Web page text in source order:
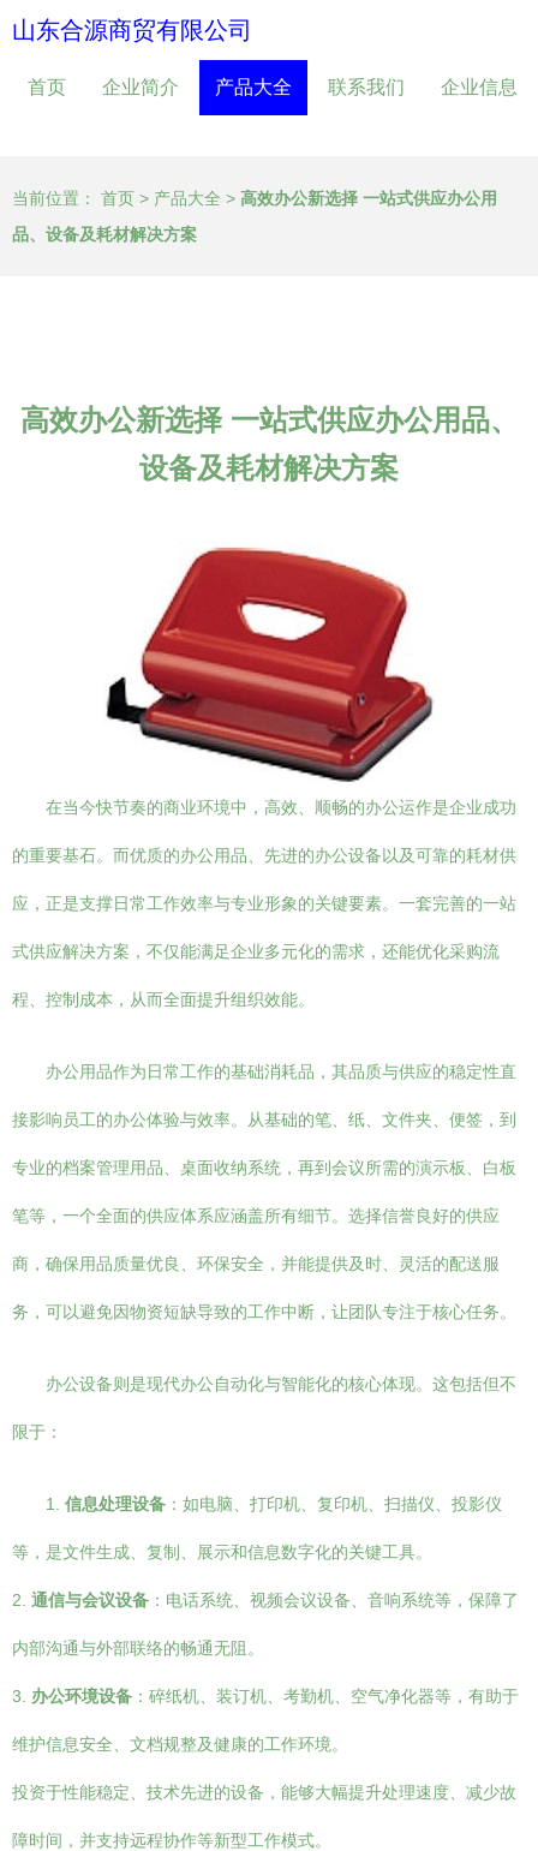
山东合源商贸有限公司
首页 企业简介 产品大全 联系我们 企业信息
当前位置： 首页 > 产品大全 > 高效办公新选择 一站式供应办公用
品、设备及耗材解决方案
高效办公新选择 一站式供应办公用品、
设备及耗材解决方案
在当今快节奏的商业环境中，高效、顺畅的办公运作是企业成功
的重要基石。而优质的办公用品、先进的办公设备以及可靠的耗材供
应，正是支撑日常工作效率与专业形象的关键要素。一套完善的一站
式供应解决方案，不仅能满足企业多元化的需求，还能优化采购流
程、控制成本，从而全面提升组织效能。
办公用品作为日常工作的基础消耗品，其品质与供应的稳定性直
接影响员工的办公体验与效率。从基础的笔、纸、文件夹、便签，到
专业的档案管理用品、桌面收纳系统，再到会议所需的演示板、白板
笔等，一个全面的供应体系应涵盖所有细节。选择信誉良好的供应
商，确保用品质量优良、环保安全，并能提供及时、灵活的配送服
务，可以避免因物资短缺导致的工作中断，让团队专注于核心任务。
办公设备则是现代办公自动化与智能化的核心体现。这包括但不
限于：
1. 信息处理设备 ：如电脑、打印机、复印机、扫描仪、投影仪
等，是文件生成、复制、展示和信息数字化的关键工具。
2. 通信与会议设备 ：电话系统、视频会议设备、音响系统等，保障了
内部沟通与外部联络的畅通无阻。
3. 办公环境设备 ：碎纸机、装订机、考勤机、空气净化器等，有助于
维护信息安全、文档规整及健康的工作环境。
投资于性能稳定、技术先进的设备，能够大幅提升处理速度、减少故
障时间，并支持远程协作等新型工作模式。